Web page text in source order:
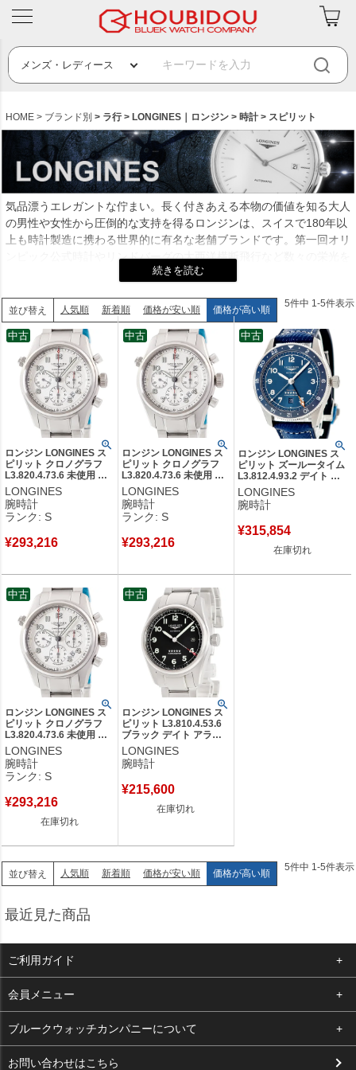
HOME ブランド別 ラ行 LONGINES｜ロンジン 時計 スピリット
気品漂うエレガントな佇まい。長く付きあえる本物の価値を知る大人
の男性や女性から圧倒的な支持を得るロンジンは、スイスで180年以
上も時計製造に携わる世界的に有名な老舗ブランドです。第一回オリ
ンピック公式時計やリンドバーグの大西洋横断飛行など数々の栄光を
支えてきた実績と品質の高さから、「ロンジンなら間違いない」と日
のロンジンは1869年、薩摩藩主島津忠義が西郷隆盛に贈った懐中金
時計。まさに悠久の時を超えて、人から人へ親から子へと世代を超え
て語り継がれていく正統派ブランドです。
創業年：1832年
発祥地：スイス サンティミエ
創業者：アーネスト・フランシロン
並び替え 人気順 新着順 価格が安い順 価格が高い順
5件中 1-5件表示
ロンジン LONGINES ス
ピリット クロノグラフ
L3.820.4.73.6 未使用 ア
ラビア スモールセコンド
デイト メンズ 腕時計自
動巻き シルバー 【中
古】未使用保管品
LONGINES
腕時計
ランク: S
¥293,216
中古
ロンジン LONGINES ス
ピリット クロノグラフ
L3.820.4.73.6 未使用 デ
イト アラビア スモール
セコンド メンズ 腕時計
自動巻き シルバー 【中
古】未使用保管品
LONGINES
腕時計
ランク: S
¥293,216
中古
ロンジン LONGINES ス
ピリット ズールータイム
L3.812.4.93.2 デイト ブ
ルー 青 回転ベゼル GMT
メンズ 腕時計自動巻き ブ
ルー 【中古】
LONGINES
腕時計
¥315,854
在庫切れ
中古
ロンジン LONGINES ス
ピリット クロノグラフ
L3.820.4.73.6 未使用 ア
ラビア デイト スモール
セコンド メンズ 腕時計
自動巻き シルバー 【中
古】未使用保管品
LONGINES
腕時計
ランク: S
¥293,216
在庫切れ
中古
ロンジン LONGINES ス
ピリット L3.810.4.53.6
ブラック デイト アラビ
ア クロノメーター メン
ズ 腕時計自動巻き ブラ
ック 【中古】
LONGINES
腕時計
¥215,600
在庫切れ
中古
並び替え 人気順 新着順 価格が安い順 価格が高い順
5件中 1-5件表示
最近見た商品
ご利用ガイド
よくある質問
支払い・送料
お客様の声
会員メニュー
ログイン
お気に入り
ブルークウォッチカンパニーについて
会社概要
お問い合わせはこちら